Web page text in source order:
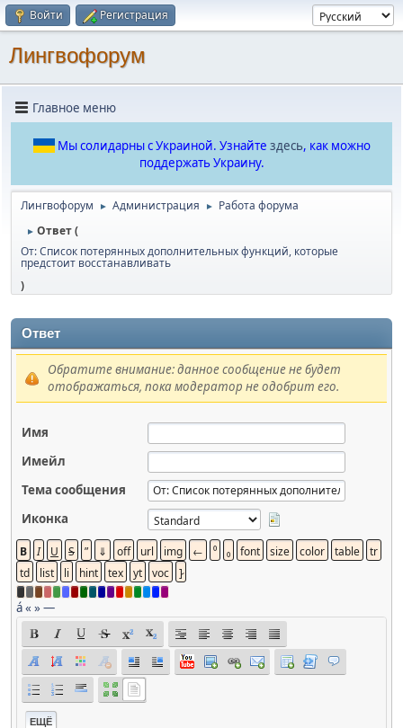
Войти Регистрация
Лингвофорум
Главное меню
Мы солидарны с Украиной. Узнайте здесь, как можно
поддержать Украину.
Лингвофорум ► Администрация ► Работа форума
► Ответ (
От: Список потерянных дополнительных функций, которые
предстоит восстанавливать
)
Ответ
Обратите внимание: данное сообщение не будет
отображаться, пока модератор не одобрит его.
Имя
Имейл
Тема сообщения
Иконка
á« »—
ЕЩЁ